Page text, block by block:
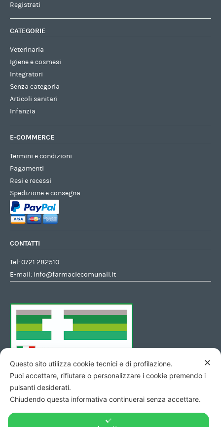
Registrati
CATEGORIE
Veterinaria
Igiene e cosmesi
Integratori
Senza categoria
Articoli sanitari
Infanzia
E-COMMERCE
Termini e condizioni
Pagamenti
Resi e recessi
Spedizione e consegna
CONTATTI
Tel:0721 282510
E-mail: info@farmaciecomunali.it
✕
Questo sito utilizza cookie tecnici e di profilazione.
Puoi accettare, rifiutare o personalizzare i cookie premendo i
pulsanti desiderati.
Chiudendo questa informativa continuerai senza accettare.